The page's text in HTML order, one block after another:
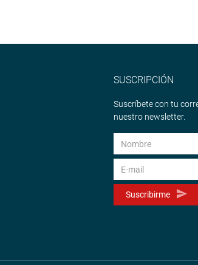
SUSCRIPCIÓN
Suscríbete con tu
nuestro newsletter.
Suscribirme